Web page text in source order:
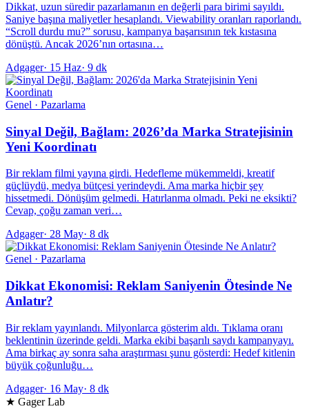
Dikkat, uzun süredir pazarlamanın en değerli para birimi sayıldı.
Saniye başına maliyetler hesaplandı. Viewability oranları raporlandı.
“Scroll durdu mu?” sorusu, kampanya başarısının tek kıstasına
dönüştü. Ancak 2026’nın ortasına…
Adgager· 15 Haz· 9 dk
Genel · Pazarlama
Sinyal Değil, Bağlam: 2026’da Marka Stratejisinin
Yeni Koordinatı
Bir reklam filmi yayına girdi. Hedefleme mükemmeldi, kreatif
güçlüydü, medya bütçesi yerindeydi. Ama marka hiçbir şey
hissetmedi. Dönüşüm gelmedi. Hatırlanma olmadı. Peki ne eksikti?
Cevap, çoğu zaman veri…
Adgager· 28 May· 8 dk
Genel · Pazarlama
Dikkat Ekonomisi: Reklam Saniyenin Ötesinde Ne
Anlatır?
Bir reklam yayınlandı. Milyonlarca gösterim aldı. Tıklama oranı
beklentinin üzerinde geldi. Marka ekibi başarılı saydı kampanyayı.
Ama birkaç ay sonra saha araştırması şunu gösterdi: Hedef kitlenin
büyük çoğunluğu…
Adgager· 16 May· 8 dk
★ Gager Lab